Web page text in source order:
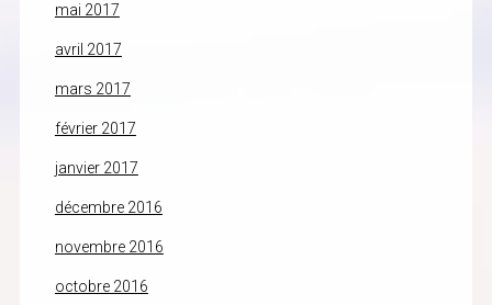
mai 2017
avril 2017
mars 2017
février 2017
janvier 2017
décembre 2016
novembre 2016
octobre 2016